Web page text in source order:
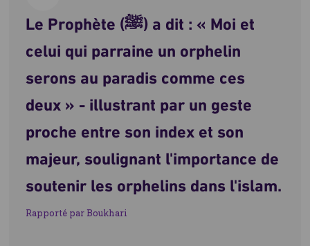
Le Prophète (ﷺ) a dit : « Moi et
celui qui parraine un orphelin
serons au paradis comme ces
deux » - illustrant par un geste
proche entre son index et son
majeur, soulignant l'importance de
soutenir les orphelins dans l'islam.
Rapporté par Boukhari